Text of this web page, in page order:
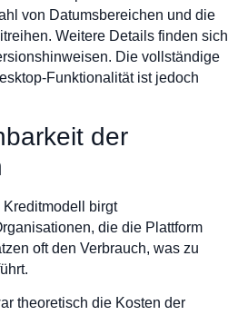
von Datumsbereichen und die
Weitere Details finden sich
Die vollständige
Funktionalität ist jedoch
der
birgt
die die Plattform
oft den Verbrauch, was zu
theoretisch die Kosten der